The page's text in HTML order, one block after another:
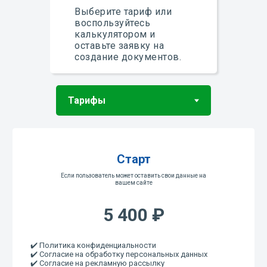
Выберите тариф или
воспользуйтесь
калькулятором и
оставьте заявку на
создание документов.
Старт
Если пользователь может оставить свои данные на
вашем сайте
5 400 ₽
✔️ Политика конфиденциальности
✔️ Согласие на обработку персональных данных
✔️ Согласие на рекламную рассылку